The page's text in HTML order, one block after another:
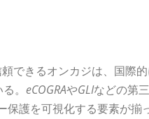
できるオンカジは、国際
。 eCOGRAやGLIなどの第
護を可視化する要素が揃